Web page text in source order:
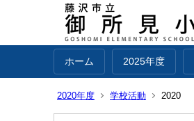
ホーム 2025年度
2020年度 学校活動 2020